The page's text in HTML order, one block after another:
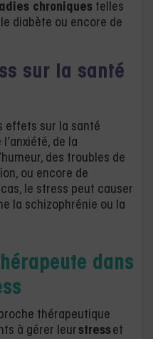
chroniques telles
diabète ou encore de
sur la santé
effets sur la santé
de la
des troubles de
ou encore de
cas, le stress peut causer
la schizophrénie ou la
dans
thérapeutique
à gérer leurstresset